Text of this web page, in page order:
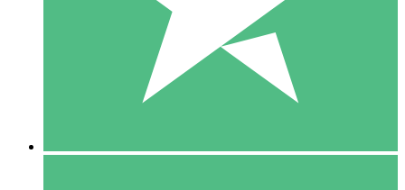
1 Nedladdningar
10 00